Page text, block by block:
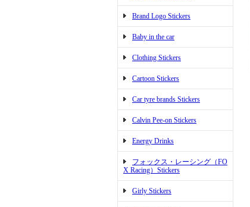
Brand Logo Stickers
Baby in the car
Clothing Stickers
Cartoon Stickers
Car tyre brands Stickers
Calvin Pee-on Stickers
Energy Drinks
フォックス・レーシング（FO
X Racing）Stickers
Girly Stickers